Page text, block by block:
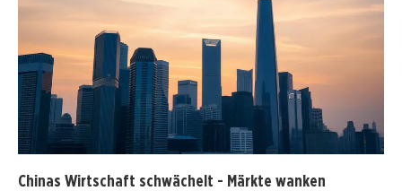
Chinas Wirtschaft schwächelt - Märkte wanken